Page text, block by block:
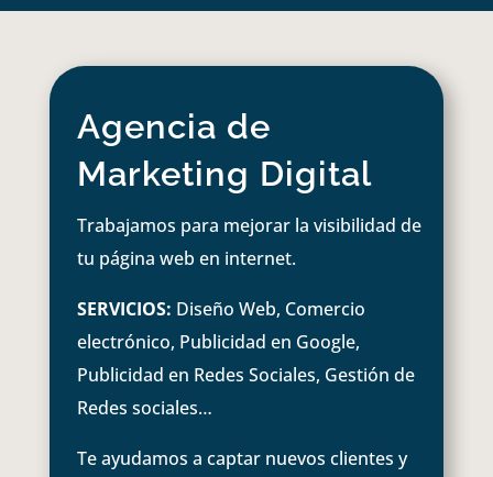
Agencia de
Marketing Digital
Trabajamos para mejorar la visibilidad de
tu página web en internet.
SERVICIOS: Diseño Web, Comercio
electrónico, Publicidad en Google,
Publicidad en Redes Sociales, Gestión de
Redes sociales…
Te ayudamos a captar nuevos clientes y